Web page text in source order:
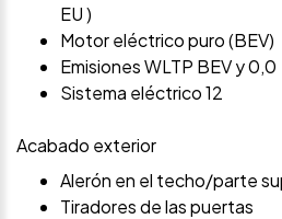
EU )
Motor eléctrico puro (BEV)
Emisiones WLTP BEV y 0,0
Sistema eléctrico 12
Acabado exterior
Alerón en el techo/parte
Tiradores de las puertas